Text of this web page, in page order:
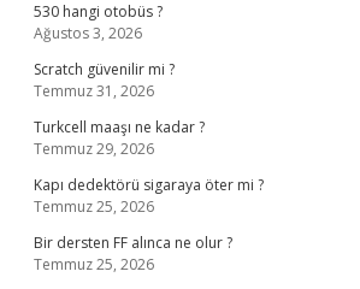
530 hangi otobüs ?
Ağustos 3, 2026
Scratch güvenilir mi ?
Temmuz 31, 2026
Turkcell maaşı ne kadar ?
Temmuz 29, 2026
Kapı dedektörü sigaraya öter mi ?
Temmuz 25, 2026
Bir dersten FF alınca ne olur ?
Temmuz 25, 2026